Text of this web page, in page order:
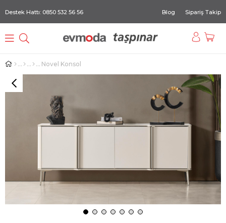
Destek Hattı: 0850 532 56 56 Blog Sipariş Takip
Novel Konsol